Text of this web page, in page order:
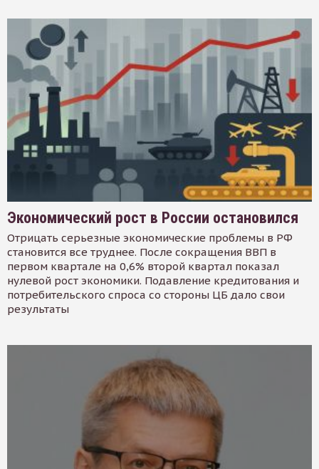
Экономический рост в России остановился
Отрицать серьезные экономические проблемы в РФ
становится все труднее. После сокращения ВВП в
первом квартале на 0,6% второй квартал показал
нулевой рост экономики. Подавление кредитования и
потребительского спроса со стороны ЦБ дало свои
результаты